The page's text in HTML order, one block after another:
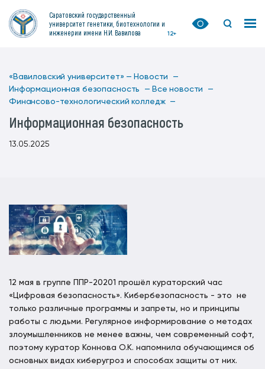
Саратовский государственный
университет генетики, биотехнологии и
инженерии имени Н.И. Вавилова
12+
«Вавиловский университет» — Новости —
Информационная безопасность — Все новости —
Финансово-технологический колледж —
Информационная безопасность
13.05.2025
12 мая в группе ППР-20201 прошёл кураторский час
«Цифровая безопасность». Кибербезопасность - это не
только различные программы и запреты, но и принципы
работы с людьми. Регулярное информирование о методах
злоумышленников не менее важны, чем современный софт,
поэтому куратор Коннова О.К. напомнила обучающимся об
основных видах киберугроз и способах защиты от них.